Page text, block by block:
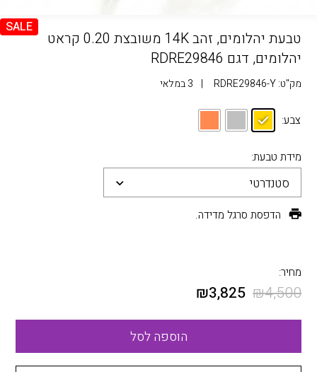
SALE
טבעת יהלומים, זהב 14K משובצת 0.20 קראט
יהלומים, דגם RDRE29846
מק"ט:RDRE29846-Y
| 3 במלאי
צבע:
מידת טבעת:
סטנדרטי
הדפסת סרגל מדידה.
מחיר:
₪4,500
₪3,825
הוספה לסל